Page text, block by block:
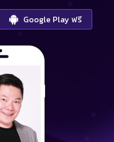
Google Play ฟรี